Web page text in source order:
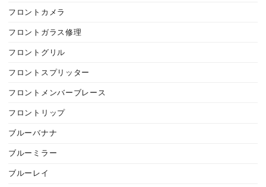
フロントカメラ
フロントガラス修理
フロントグリル
フロントスプリッター
フロントメンバーブレース
フロントリップ
ブルーバナナ
ブルーミラー
ブルーレイ